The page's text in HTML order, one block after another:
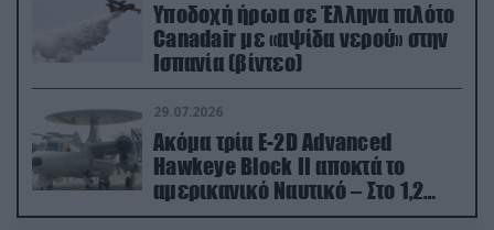
Υποδοχή ήρωα σε Έλληνα πιλότο
Canadair με «αψίδα νερού» στην
Ισπανία (βίντεο)
29.07.2026
Ακόμα τρία E-2D Advanced
Hawkeye Block II αποκτά το
αμερικανικό Ναυτικό – Στο 1,2
δισ.δολάρια το κόστος